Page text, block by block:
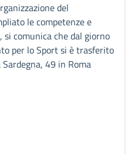
del
le competenze e
si comunica che dal giorno
per lo Sport si è trasferito
49 in Roma